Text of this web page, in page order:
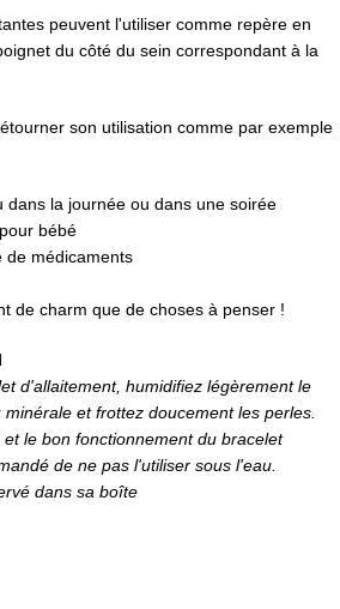
peuvent l'utiliser comme repère en
du côté du sein correspondant à la
son utilisation comme par exemple
dans la journée ou dans une soirée
bébé
de médicaments
de charm que de choses à penser !
d'allaitement, humidifiez légèrement le
et frottez doucement les perles.
le bon fonctionnement du bracelet
de ne pas l'utiliser sous l'eau.
dans sa boîte